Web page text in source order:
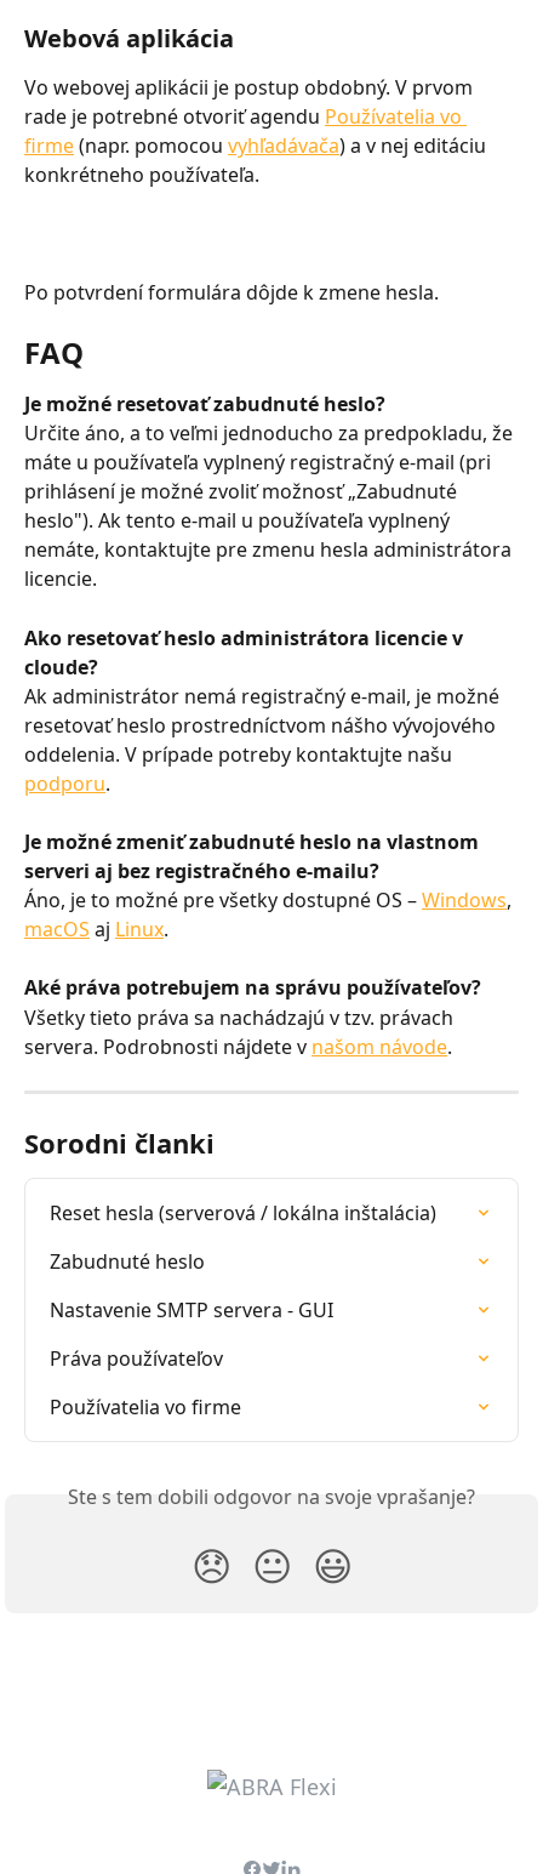
Webová aplikácia
Vo webovej aplikácii je postup obdobný. V prvom
rade je potrebné otvoriť agendu Používatelia vo
firme (napr. pomocou vyhľadávača) a v nej editáciu
konkrétneho používateľa.
Po potvrdení formulára dôjde k zmene hesla.
FAQ
Je možné resetovať zabudnuté heslo?
Určite áno, a to veľmi jednoducho za predpokladu, že
máte u používateľa vyplnený registračný e-mail (pri
prihlásení je možné zvoliť možnosť „Zabudnuté
heslo"). Ak tento e-mail u používateľa vyplnený
nemáte, kontaktujte pre zmenu hesla administrátora
licencie.
Ako resetovať heslo administrátora licencie v
cloude?
Ak administrátor nemá registračný e-mail, je možné
resetovať heslo prostredníctvom nášho vývojového
oddelenia. V prípade potreby kontaktujte našu
podporu.
Je možné zmeniť zabudnuté heslo na vlastnom
serveri aj bez registračného e-mailu?
Áno, je to možné pre všetky dostupné OS – Windows,
macOS aj Linux.
Aké práva potrebujem na správu používateľov?
Všetky tieto práva sa nachádzajú v tzv. právach
servera. Podrobnosti nájdete v našom návode.
Sorodni članki
Reset hesla (serverová / lokálna inštalácia)
Zabudnuté heslo
Nastavenie SMTP servera - GUI
Práva používateľov
Používatelia vo firme
Ste s tem dobili odgovor na svoje vprašanje?
😞 😐 😃